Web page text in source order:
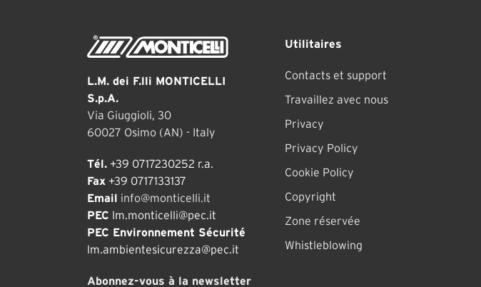
L.M. dei F.lli MONTICELLI
S.p.A.
Via Giuggioli, 30
60027 Osimo (AN) - Italy
Tél. +39 0717230252 r.a.
Fax +39 0717133137
Email info@monticelli.it
PEC lm.monticelli@pec.it
PEC Environnement Sécurité
lm.ambientesicurezza@pec.it
Abonnez-vous à la newsletter
Utilitaires
Contacts et support
Travaillez avec nous
Privacy
Privacy Policy
Cookie Policy
Copyright
Zone réservée
Whistleblowing